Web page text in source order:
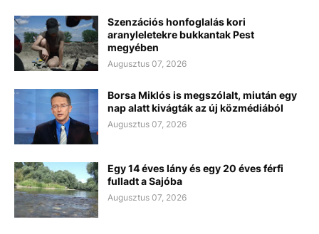
Szenzációs honfoglalás kori
aranyleletekre bukkantak Pest
megyében
Augusztus 07, 2026
Borsa Miklós is megszólalt, miután egy
nap alatt kivágták az új közmédiából
Augusztus 07, 2026
Egy 14 éves lány és egy 20 éves férfi
fulladt a Sajóba
Augusztus 07, 2026